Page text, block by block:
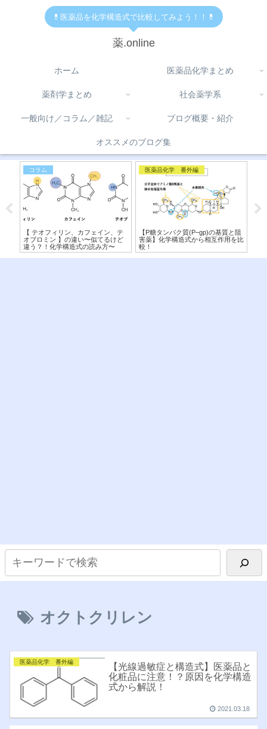
💊医薬品を化学構造式で比較してみよう！！💊
薬.online
ホーム 医薬品化学まとめ
薬剤学まとめ 社会薬学系
一般向け／コラム／雑記 ブログ概要・紹介
オススメのブログ集
コラム
【 テオフィリン、カフェイン、テ
オブロミン 】の違い〜似てるけど
違う？！化学構造式の読み方〜
医薬品化学 番外編
【P糖タンパク質(P–gp)の基質と阻
害薬】化学構造式から相互作用を比
較！
オクトクリレン
医薬品化学 番外編
【光線過敏症と構造式】医薬品と
化粧品に注意！？原因を化学構造
式から解説！
2021.03.18